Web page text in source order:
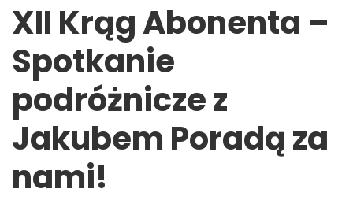
XII Krąg Abonenta –
Spotkanie
podróżnicze z
Jakubem Poradą za
nami!